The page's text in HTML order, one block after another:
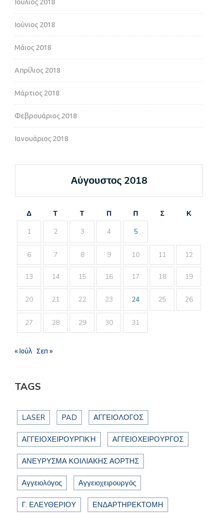
Ιούνιος 2018
Μάιος 2018
Απρίλιος 2018
Μάρτιος 2018
Φεβρουάριος 2018
Ιανουάριος 2018
Αύγουστος 2018
Δ Τ Τ Π Π Σ
Κ
1
2 3 4 5
6 7 8 9 10 11 12
13 14 15 16 17 18 19
20 21 22 23 24 25 26
27 28 29 30 31
« Ιούλ Σεπ »
TAGS
LASER PAD ΑΓΓΕΙΟΛΟΓΟΣ
ΑΓΓΕΙΟΧΕΙΡΟΥΡΓΙΚΉ ΑΓΓΕΙΟΧΕΙΡΟΥΡΓΟΣ
ΑΝΕΥΡΥΣΜΑ ΚΟΙΛΙΑΚΗΣ ΑΟΡΤΗΣ
Αγγειολόγος Αγγειοχειρουργός
Γ. ΕΛΕΥΘΕΡΙΟΥ ΕΝΔΑΡΤΗΡΕΚΤΟΜΗ